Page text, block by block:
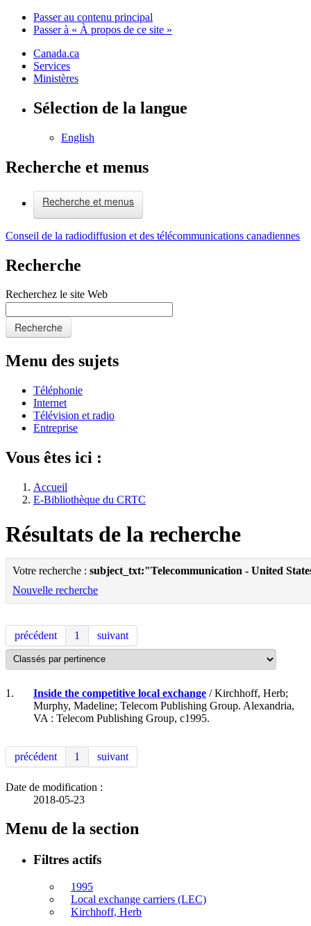
Passer au contenu principal
Passer à « À propos de ce site »
Canada.ca
Services
Ministères
Sélection de la langue
English
Recherche et menus
Recherche et menus
Conseil de la radiodiffusion et des télécommunications canadiennes
Recherche
Recherchez le site Web
Recherche
Menu des sujets
Téléphonie
Internet
Télévision et radio
Entreprise
Vous êtes ici :
Accueil
E-Bibliothèque du CRTC
Résultats de la recherche
Votre recherche : subject_txt:"Telecommunication - United
Nouvelle recherche
précédent 1 suivant
1. Inside the competitive local exchange / Kirchhoff, Herb;
Murphy, Madeline; Telecom Publishing Group. Alexandria,
VA : Telecom Publishing Group, c1995.
précédent 1 suivant
Date de modification :
2018-05-23
Menu de la section
Filtres actifs
1995
Local exchange carriers (LEC)
Kirchhoff, Herb